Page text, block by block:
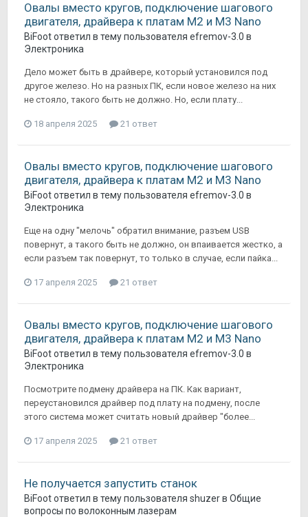
Овалы вместо кругов, подключение шагового
двигателя, драйвера к платам M2 и M3 Nano
BiFootответил в тему пользователя efremov-3.0 в
Электроника
Дело может быть в драйвере, который установился под
другое железо. Но на разных ПК, если новое железо на них
не стояло, такого быть не должно. Но, если плату...
18 апреля 2025 21 ответ
Овалы вместо кругов, подключение шагового
двигателя, драйвера к платам M2 и M3 Nano
BiFootответил в тему пользователя efremov-3.0 в
Электроника
Еще на одну "мелочь" обратил внимание, разъем USB
повернут, а такого быть не должно, он впаивается жестко, а
если разъем так повернут, то только в случае, если пайка...
17 апреля 2025 21 ответ
Овалы вместо кругов, подключение шагового
двигателя, драйвера к платам M2 и M3 Nano
BiFootответил в тему пользователя efremov-3.0 в
Электроника
Посмотрите подмену драйвера на ПК. Как вариант,
переустановился драйвер под плату на подмену, после
этого система может считать новый драйвер "более...
17 апреля 2025 21 ответ
Не получается запустить станок
BiFootответил в тему пользователя shuzerв Общие
вопросы по волоконным лазерам